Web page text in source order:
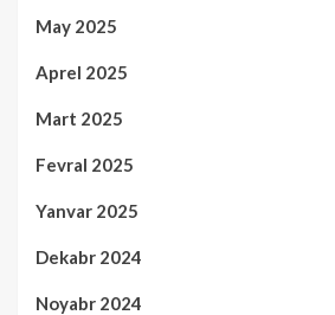
May 2025
Aprel 2025
Mart 2025
Fevral 2025
Yanvar 2025
Dekabr 2024
Noyabr 2024